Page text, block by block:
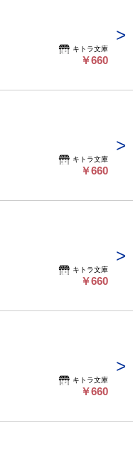
キトラ文庫
￥660
キトラ文庫
￥660
キトラ文庫
￥660
キトラ文庫
￥660